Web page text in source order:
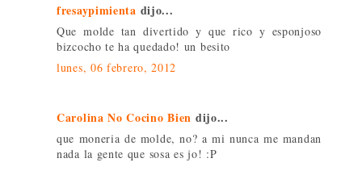
fresaypimienta dijo...
Que molde tan divertido y que rico y esponjoso
bizcocho te ha quedado! un besito
lunes, 06 febrero, 2012
Carolina No Cocino Bien dijo...
que moneria de molde, no? a mi nunca me mandan
nada la gente que sosa es jo! :P